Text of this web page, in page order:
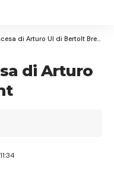
Resizer
di Arturo UI di Bertolt Brecht
di Arturo